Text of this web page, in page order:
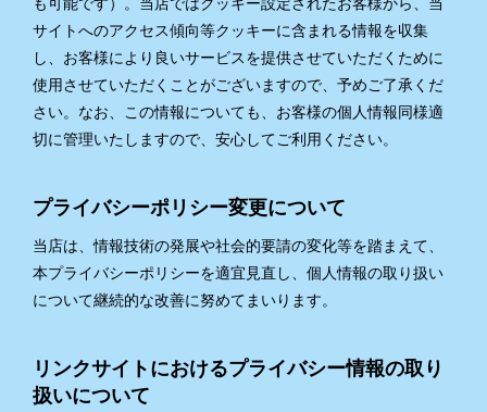
サイトへのアクセス傾向等クッキーに含まれる情報を収集
し、お客様により良いサービスを提供させていただくために
使用させていただくことがございますので、予めご了承くだ
さい。なお、この情報についても、お客様の個人情報同様適
切に管理いたしますので、安心してご利用ください。
プライバシーポリシー変更について
当店は、情報技術の発展や社会的要請の変化等を踏まえて、
本プライバシーポリシーを適宜見直し、個人情報の取り扱い
について継続的な改善に努めてまいります。
リンクサイトにおけるプライバシー情報の取り
扱いについて